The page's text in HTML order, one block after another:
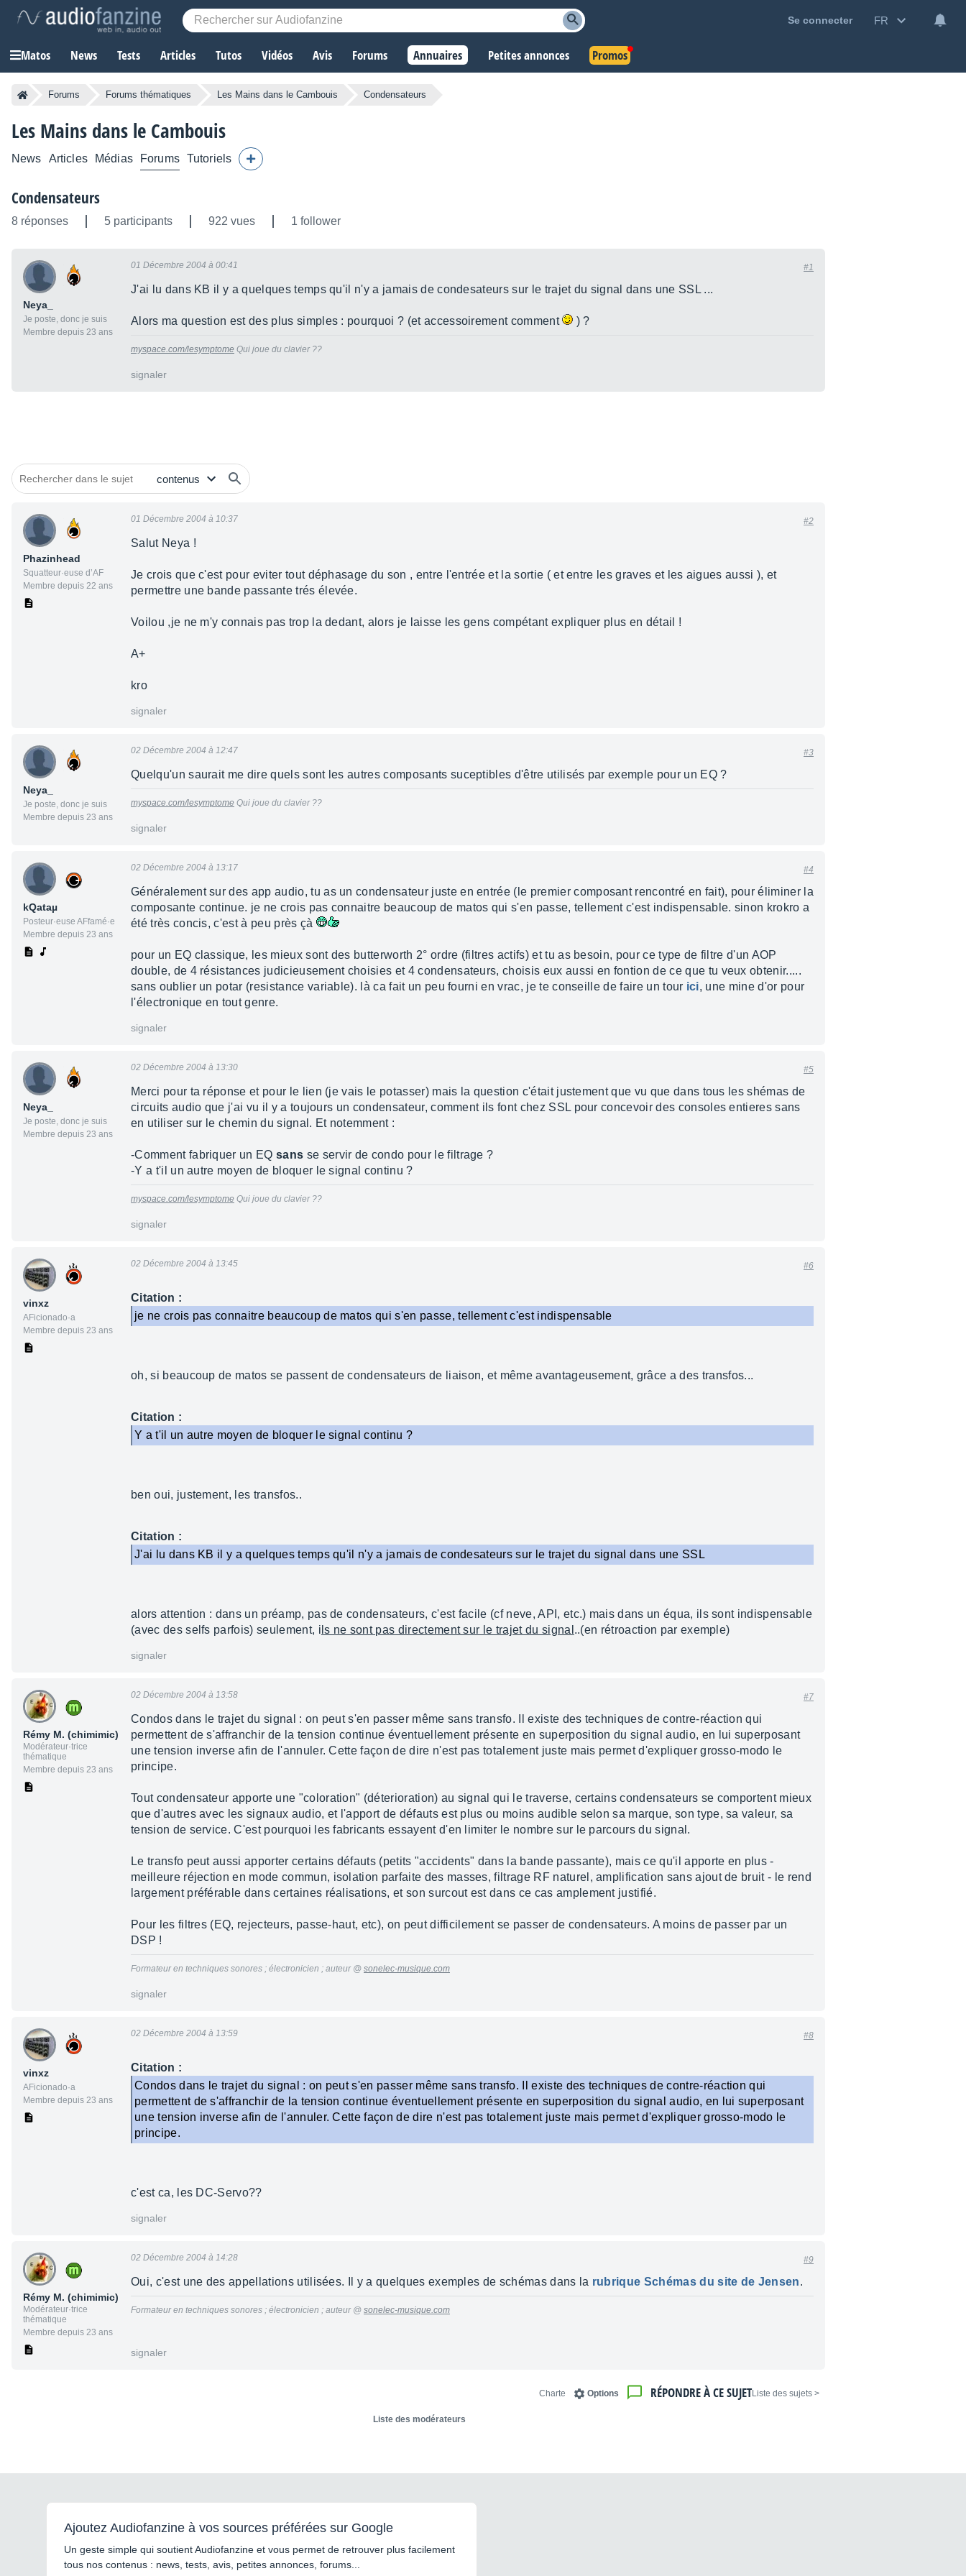
Se connecter FR
Matos News Tests Articles Tutos Vidéos Avis Forums Annuaires Petites annonces Promos
Forums Forums thématiques Les Mains dans le Cambouis Condensateurs
Les Mains dans le Cambouis
News Articles Médias Forums Tutoriels
Condensateurs
8 réponses 5 participants 922 vues 1 follower
Neya_
Je poste, donc je suis
Membre depuis 23 ans
01 Décembre 2004 à 00:41 #1
J'ai lu dans KB il y a quelques temps qu'il n'y a jamais de condesateurs sur le trajet du signal dans une SSL ...
Alors ma question est des plus simples : pourquoi ? (et accessoirement comment ) ?
myspace.com/lesymptome Qui joue du clavier ??
signaler
Phazinhead
Squatteur·euse d’AF
Membre depuis 22 ans
01 Décembre 2004 à 10:37 #2
Salut Neya !
Je crois que c'est pour eviter tout déphasage du son , entre l'entrée et la sortie ( et entre les graves et les aigues aussi ), et
permettre une bande passante trés élevée.
Voilou ,je ne m'y connais pas trop la dedant, alors je laisse les gens compétant expliquer plus en détail !
A+
kro
signaler
Neya_
Je poste, donc je suis
Membre depuis 23 ans
02 Décembre 2004 à 12:47 #3
Quelqu'un saurait me dire quels sont les autres composants suceptibles d'être utilisés par exemple pour un EQ ?
myspace.com/lesymptome Qui joue du clavier ??
signaler
kQataµ
Posteur·euse AFfamé·e
Membre depuis 23 ans
02 Décembre 2004 à 13:17 #4
Généralement sur des app audio, tu as un condensateur juste en entrée (le premier composant rencontré en fait), pour éliminer la
composante continue. je ne crois pas connaitre beaucoup de matos qui s'en passe, tellement c'est indispensable. sinon krokro a
été très concis, c'est à peu près çà
pour un EQ classique, les mieux sont des butterworth 2° ordre (filtres actifs) et tu as besoin, pour ce type de filtre d'un AOP
double, de 4 résistances judicieusement choisies et 4 condensateurs, choisis eux aussi en fontion de ce que tu veux obtenir.....
sans oublier un potar (resistance variable). là ca fait un peu fourni en vrac, je te conseille de faire un tour ici, une mine d'or pour
l'électronique en tout genre.
signaler
Neya_
Je poste, donc je suis
Membre depuis 23 ans
02 Décembre 2004 à 13:30 #5
Merci pour ta réponse et pour le lien (je vais le potasser) mais la question c'était justement que vu que dans tous les shémas de
circuits audio que j'ai vu il y a toujours un condensateur, comment ils font chez SSL pour concevoir des consoles entieres sans
en utiliser sur le chemin du signal. Et notemment :
-Comment fabriquer un EQ sans se servir de condo pour le filtrage ?
-Y a t'il un autre moyen de bloquer le signal continu ?
myspace.com/lesymptome Qui joue du clavier ??
signaler
vinxz
AFicionado·a
Membre depuis 23 ans
02 Décembre 2004 à 13:45 #6
Citation :
je ne crois pas connaitre beaucoup de matos qui s'en passe, tellement c'est indispensable
oh, si beaucoup de matos se passent de condensateurs de liaison, et même avantageusement, grâce a des transfos...
Citation :
Y a t'il un autre moyen de bloquer le signal continu ?
ben oui, justement, les transfos..
Citation :
J'ai lu dans KB il y a quelques temps qu'il n'y a jamais de condesateurs sur le trajet du signal dans une SSL
alors attention : dans un préamp, pas de condensateurs, c'est facile (cf neve, API, etc.) mais dans un équa, ils sont indispensable
(avec des selfs parfois) seulement, i ls ne sont pas directement sur le trajet du signal ..(en rétroaction par exemple)
signaler
Rémy M. (chimimic)
Modérateur·trice
thématique
Membre depuis 23 ans
02 Décembre 2004 à 13:58 #7
Condos dans le trajet du signal : on peut s'en passer même sans transfo. Il existe des techniques de contre-réaction qui
permettent de s'affranchir de la tension continue éventuellement présente en superposition du signal audio, en lui superposant
une tension inverse afin de l'annuler. Cette façon de dire n'est pas totalement juste mais permet d'expliquer grosso-modo le
principe.
Tout condensateur apporte une "coloration" (déterioration) au signal qui le traverse, certains condensateurs se comportent mieux
que d'autres avec les signaux audio, et l'apport de défauts est plus ou moins audible selon sa marque, son type, sa valeur, sa
tension de service. C'est pourquoi les fabricants essayent d'en limiter le nombre sur le parcours du signal.
Le transfo peut aussi apporter certains défauts (petits "accidents" dans la bande passante), mais ce qu'il apporte en plus -
meilleure réjection en mode commun, isolation parfaite des masses, filtrage RF naturel, amplification sans ajout de bruit - le rend
largement préférable dans certaines réalisations, et son surcout est dans ce cas amplement justifié.
Pour les filtres (EQ, rejecteurs, passe-haut, etc), on peut difficilement se passer de condensateurs. A moins de passer par un
DSP !
Formateur en techniques sonores ; électronicien ; auteur @ sonelec-musique.com
signaler
vinxz
AFicionado·a
Membre depuis 23 ans
02 Décembre 2004 à 13:59 #8
Citation :
Condos dans le trajet du signal : on peut s'en passer même sans transfo. Il existe des techniques de contre-réaction qui
permettent de s'affranchir de la tension continue éventuellement présente en superposition du signal audio, en lui superposant
une tension inverse afin de l'annuler. Cette façon de dire n'est pas totalement juste mais permet d'expliquer grosso-modo le
principe.
c'est ca, les DC-Servo??
signaler
Rémy M. (chimimic)
Modérateur·trice
thématique
Membre depuis 23 ans
02 Décembre 2004 à 14:28 #9
Oui, c'est une des appellations utilisées. Il y a quelques exemples de schémas dans la rubrique Schémas du site de Jensen.
Formateur en techniques sonores ; électronicien ; auteur @ sonelec-musique.com
signaler
< Liste des sujets
RÉPONDRE À CE SUJET
Options
Charte
Liste des modérateurs
Ajoutez Audiofanzine à vos sources préférées sur Google
Un geste simple qui soutient Audiofanzine et vous permet de retrouver plus facilement
tous nos contenus : news, tests, avis, petites annonces, forums...